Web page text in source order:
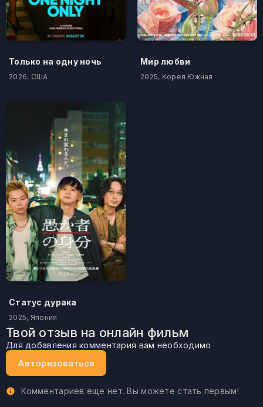
Только на одну ночь
2026, США
Мир любви
2025, Корея Южная
Статус дурака
2025, Япония
Твой отзыв на онлайн фильм
Для добавления комментария вам необходимо
Авторизоваться
Комментариев еще нет. Вы можете стать первым!